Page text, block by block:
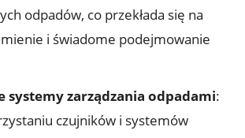
odpadów, co przekłada się na
i świadome podejmowanie
systemy zarządzania odpadami:
czujników i systemów